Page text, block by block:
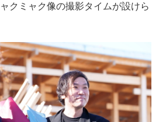
クミャク像の撮影タイムが設けら